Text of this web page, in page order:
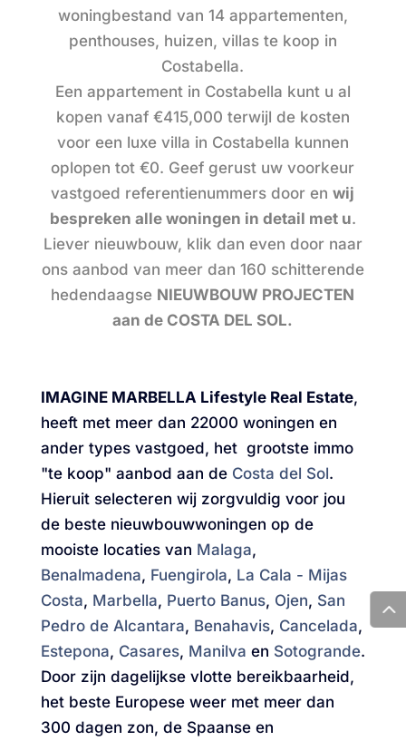
woningbestand van 14 appartementen,
penthouses, huizen, villas te koop in
Costabella.
Een appartement in Costabella kunt u al
kopen vanaf €415,000 terwijl de kosten
voor een luxe villa in Costabella kunnen
oplopen tot€0. Geef gerust uw voorkeur
vastgoed referentienummers door enwij
bespreken alle woningen in detail met u.
Liever nieuwbouw, klik dan even door naar
ons aanbod van meer dan 160 schitterende
hedendaagse NIEUWBOUW PROJECTEN
aan de COSTA DEL SOL.
IMAGINE MARBELLA Lifestyle Real Estate,
heeft met meer dan 22000 woningen en
ander types vastgoed, het grootste immo
"te koop" aanbod aan de Costa del Sol.
Hieruit selecteren wij zorgvuldig voor jou
de beste nieuwbouwwoningen op de
mooiste locaties van Malaga,
Benalmadena, Fuengirola, La Cala - Mijas
Costa, Marbella, Puerto Banus, Ojen, San
Pedro de Alcantara, Benahavis, Cancelada,
Estepona, Casares, Manilva en Sotogrande.
Door zijn dagelijkse vlotte bereikbaarheid,
het beste Europese weer met meer dan
300 dagen zon, de Spaanse en